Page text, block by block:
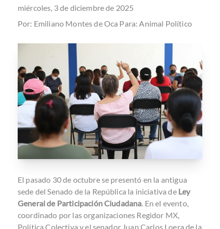
miércoles, 3 de diciembre de 2025
Por: Emiliano Montes de Oca Para:Animal Político
El pasado 30 de octubre se presentó en la antigua
sede del Senado de la República la iniciativa de Ley
General de Participación Ciudadana. En el evento,
coordinado por las organizaciones Regidor MX,
Política Colectiva y el senador Juan Carlos Loera de la